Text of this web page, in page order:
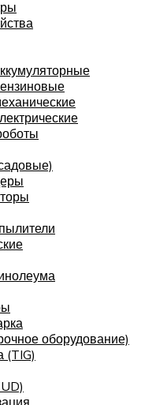
оборудование)
(TIG)